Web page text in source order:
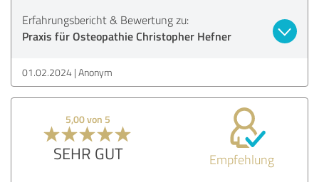
Erfahrungsbericht & Bewertung zu:
Praxis für Osteopathie Christopher Hefner
01.02.2024 Anonym
5,00 von 5
SEHR GUT Empfehlung